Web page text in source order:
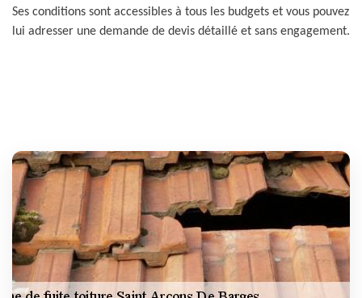
Ses conditions sont accessibles à tous les budgets et vous pouvez
lui adresser une demande de devis détaillé et sans engagement.